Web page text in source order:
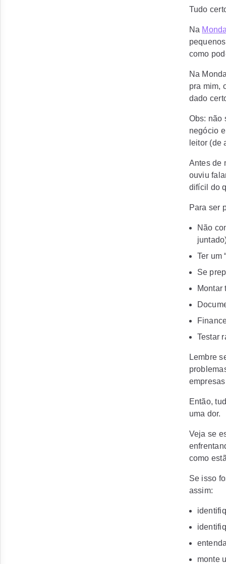
Tudo
Na
como
Na
pra mim,
dado
Obs: não
negócio
leitor (de
Antes de
ouviu
difícil do
Para ser
Não
Ter um
Se
Montar
Testar
Lembre
Então,
uma dor.
Veja se
como
Se isso
assim:
monte